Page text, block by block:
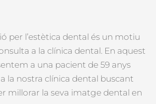
per l’estètica dental és un motiu
a la clínica dental. En aquest
a una pacient de 59 anys
la nostra clínica dental buscant
millorar la seva imatge dental en